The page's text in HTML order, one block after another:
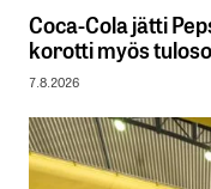
Coca-Cola jätti
korotti myös
7.8.2026